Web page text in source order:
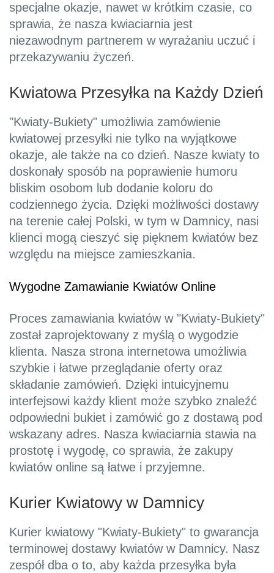
specjalne okazje, nawet w krótkim czasie, co
sprawia, że nasza kwiaciarnia jest
niezawodnym partnerem w wyrażaniu uczuć i
przekazywaniu życzeń.
Kwiatowa Przesyłka na Każdy Dzień
"Kwiaty-Bukiety" umożliwia zamówienie
kwiatowej przesyłki nie tylko na wyjątkowe
okazje, ale także na co dzień. Nasze kwiaty to
doskonały sposób na poprawienie humoru
bliskim osobom lub dodanie koloru do
codziennego życia. Dzięki możliwości dostawy
na terenie całej Polski, w tym w Damnicy, nasi
klienci mogą cieszyć się pięknem kwiatów bez
względu na miejsce zamieszkania.
Wygodne Zamawianie Kwiatów Online
Proces zamawiania kwiatów w "Kwiaty-Bukiety"
został zaprojektowany z myślą o wygodzie
klienta. Nasza strona internetowa umożliwia
szybkie i łatwe przeglądanie oferty oraz
składanie zamówień. Dzięki intuicyjnemu
interfejsowi każdy klient może szybko znaleźć
odpowiedni bukiet i zamówić go z dostawą pod
wskazany adres. Nasza kwiaciarnia stawia na
prostotę i wygodę, co sprawia, że zakupy
kwiatów online są łatwe i przyjemne.
Kurier Kwiatowy w Damnicy
Kurier kwiatowy "Kwiaty-Bukiety" to gwarancja
terminowej dostawy kwiatów w Damnicy. Nasz
zespół dba o to, aby każda przesyłka była